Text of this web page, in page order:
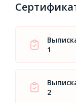
1
2